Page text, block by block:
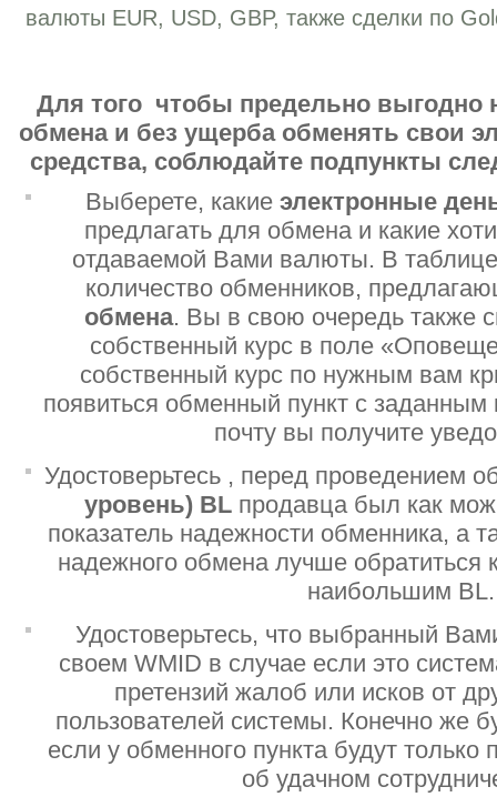
валюты EUR, USD, GBP, также сделки по
Для того чтобы предельно выгодно
обмена и без ущерба обменять свои
средства, соблюдайте подпункты
Выберете, какие электронные
предлагать для обмена и какие
отдаваемой Вами валюты. В таблице
количество обменников,
обмена. Вы в свою очередь также
собственный курс в поле
собственный курс по нужным вам
появиться обменный пункт с заданным
почту вы получите
Удостоверьтесь , перед проведением
уровень) BL продавца был как
показатель надежности обменника, а
надежного обмена лучше
наибольшим BL.
Удостоверьтесь, что выбранный
своем WMID в случае если это
претензий жалоб или исков от
пользователей системы. Конечно же
если у обменного пункта будут
об удачном